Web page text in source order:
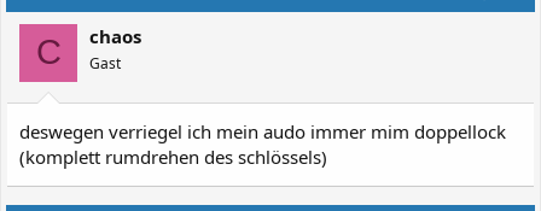
C chaos
Gast
deswegen verriegel ich mein audo immer mim doppellock
(komplett rumdrehen des schlössels)